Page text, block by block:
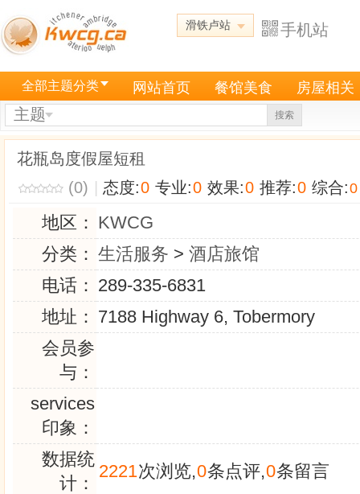
滑铁卢站 手机站
全部主题分类 网站首页 餐馆美食 房屋相关
主题 搜索
花瓶岛度假屋短租
(0)
态度:0 专业:0 效果:0 推荐:0 综合:0
地区： KWCG
分类： 生活服务 > 酒店旅馆
电话： 289-335-6831
地址： 7188 Highway 6, Tobermory
会员参
与：
services
印象：
数据统
计：
2221次浏览,0条点评,0条留言